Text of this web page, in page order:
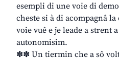
esempli di une voie di
cheste si à di acompagnâ
voie vuê e je leade a strent
autonomisim.
✽✽ Un tiermin che a sô